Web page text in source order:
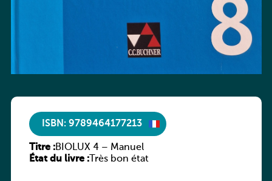
ISBN: 9789464177213
Titre :BIOLUX 4 – Manuel
État du livre :Très bon état